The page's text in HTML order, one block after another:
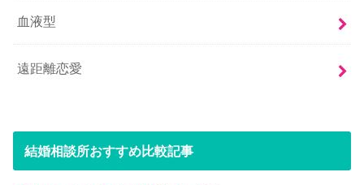
血液型
遠距離恋愛
結婚相談所おすすめ比較記事